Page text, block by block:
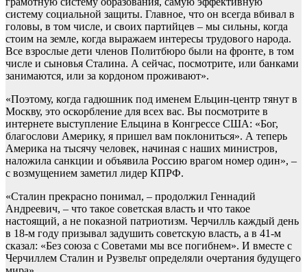
систему социальной защиты. Главное, что он всегда вбивал в
головы, в том числе, и своих партийцев – мы сильны, когда
стоим на земле, когда выражаем интересы трудового народа.
Все взрослые дети членов Политбюро были на фронте, в том
числе и сыновья Сталина. А сейчас, посмотрите, или банками
занимаются, или за кордоном проживают».
«Поэтому, когда гадюшник под именем Ельцин-центр тянут в
Москву, это оскорбление для всех вас. Вы посмотрите в
интернете выступление Ельцина в Конгрессе США: «Бог,
благослови Америку, я пришел вам поклониться». А теперь
Америка на тысячу человек, начиная с наших министров,
наложила санкции и объявила Россию врагом номер один», –
с возмущением заметил лидер КПРФ.
«Сталин прекрасно понимал, – продолжил Геннадий
Андреевич, – что такое советская власть и что такое
настоящий, а не показной патриотизм. Черчилль каждый день
в 18-м году призывал задушить советскую власть, а в 41-м
сказал: «Без союза с Советами мы все погибнем». И вместе с
Черчиллем Сталин и Рузвельт определяли очертания будущего